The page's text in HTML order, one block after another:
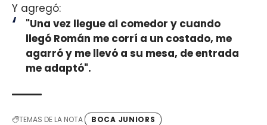
Y agregó:
"Una vez llegue al comedor y cuando
llegó Román me corrí a un costado, me
agarró y me llevó a su mesa, de entrada
me adaptó".
TEMAS DE LA NOTA
BOCA JUNIORS